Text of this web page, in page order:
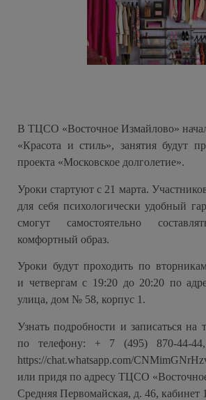
В ТЦСО «Восточное Измайлово»
«Красота и стиль», занятия будут
проекта «Московское долголетие».
Уроки стартуют с 21 марта.
для себя психологически удобный
смогут самостоятельно
комфортный образ.
Уроки будут проходить по
и четвергам с 19:20 до 20:20 по
улица, дом № 58, корпус 1.
Узнать подробности и записаться
по телефону: + 7 (495) 870-44-
https://chat.whatsapp.com/
или придя по адресу ТЦСО
Средняя Первомайская, д. 46, кабинет